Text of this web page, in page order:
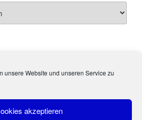
unsere Website und unseren Service zu
akzeptieren
Kandel